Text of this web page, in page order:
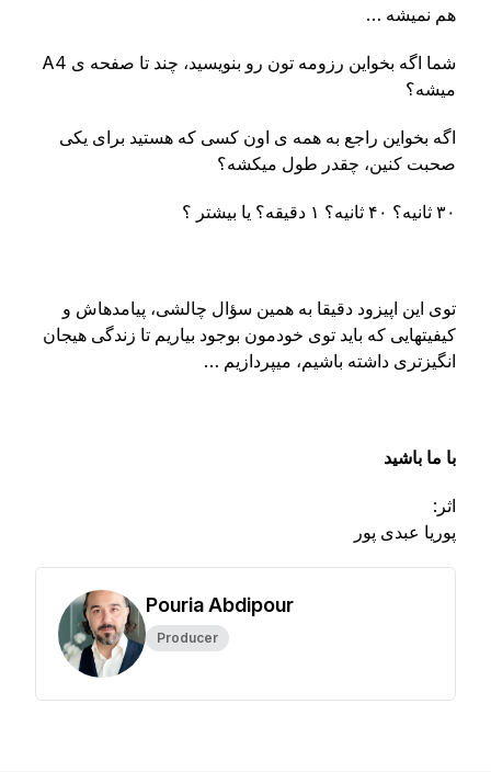
هم نمیشه …
شما اگه بخواین رزومه تون رو بنویسید،‌ چند تا صفحه ی A4
میشه؟
اگه بخواین راجع به همه ی اون کسی که هستید برای یکی
صحبت کنین، چقدر طول میکشه؟
۳۰ ثانیه؟ ۴۰ ثانیه؟ ۱ دقیقه؟ یا بیشتر ؟
توی این اپیزود دقیقا به همین سؤال چالشی، پیامدهاش و
کیفیتهایی که باید توی خودمون بوجود بیاریم تا زندگی هیجان
انگیزتری داشته باشیم،‌ میپردازیم …
با ما باشید
اثر:
پوریا عبدی پور
Pouria Abdipour
Producer